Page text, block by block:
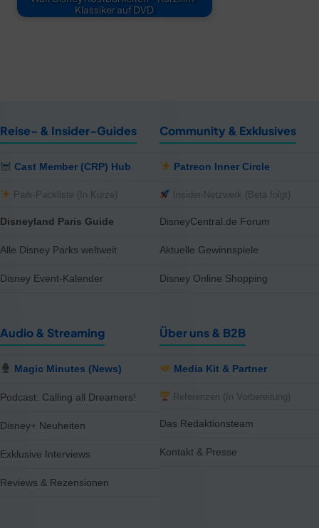
Klassiker auf DVD
Reise- & Insider-Guides
Cast Member (CRP) Hub
Park-Packliste (In Kürze)
Disneyland Paris Guide
Alle Disney Parks weltweit
Disney Event-Kalender
Community & Exklusives
Patreon Inner Circle
Insider-Netzwerk (Beta folgt)
DisneyCentral.de Forum
Aktuelle Gewinnspiele
Disney Online Shopping
Audio & Streaming
Magic Minutes (News)
Podcast: Calling all Dreamers!
Disney+ Neuheiten
Exklusive Interviews
Reviews & Rezensionen
Über uns & B2B
Media Kit & Partner
Referenzen (In Vorbereitung)
Das Redaktionsteam
Kontakt & Presse